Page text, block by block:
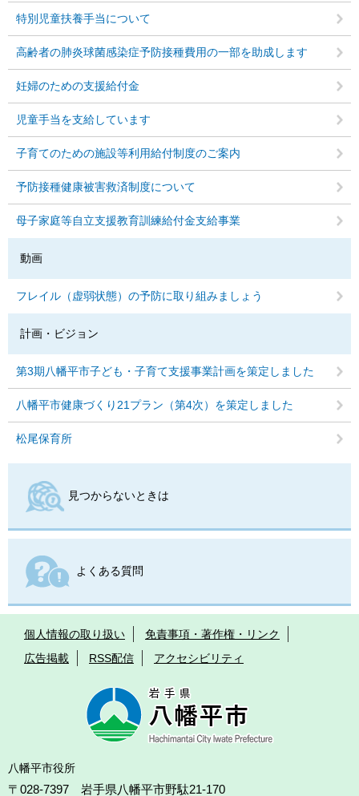
特別児童扶養手当について
高齢者の肺炎球菌感染症予防接種費用の一部を助成します
妊婦のための支援給付金
児童手当を支給しています
子育てのための施設等利用給付制度のご案内
予防接種健康被害救済制度について
母子家庭等自立支援教育訓練給付金支給事業
動画
フレイル（虚弱状態）の予防に取り組みましょう
計画・ビジョン
第3期八幡平市子ども・子育て支援事業計画を策定しました
八幡平市健康づくり21プラン（第4次）を策定しました
松尾保育所
見つからないときは
よくある質問
個人情報の取り扱い
免責事項・著作権・リンク
広告掲載
RSS配信 アクセシビリティ
八幡平市役所
〒028-7397 岩手県八幡平市野駄21-170